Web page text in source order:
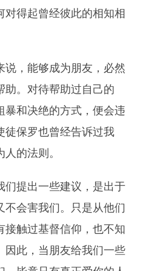
对得起曾经彼此的相知相
说，能够成为朋友，必然
助。对待帮助过自己的
暴和决绝的方式，便会违
徒保罗也曾经告诉过我
的法则。
们提出一些建议，是出于
不会害我们。只是从他们
接触过基督信仰，也不知
因此，当朋友给我们一些